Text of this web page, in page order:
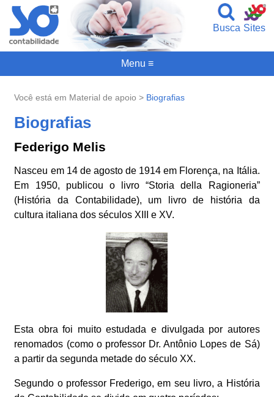
Sites
Busca
Você está em Material de apoio > Biografias
Biografias
Federigo Melis
Nasceu em 14 de agosto de 1914 em Florença, na Itália.
Em 1950, publicou o livro “Storia della Ragioneria”
(História da Contabilidade), um livro de história da
cultura italiana dos séculos XIII e XV.
Esta obra foi muito estudada e divulgada por autores
renomados (como o professor Dr. Antônio Lopes de Sá)
a partir da segunda metade do século XX.
Segundo o professor Frederigo, em seu livro, a História